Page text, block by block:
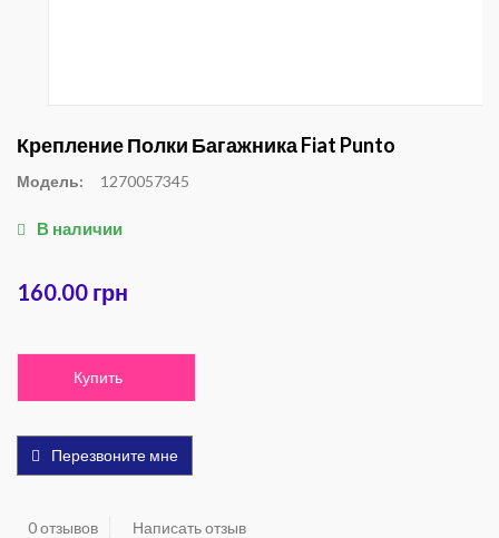
Крепление Полки Багажника Fiat Punto
Модель: 1270057345
В наличии
160.00 грн
Купить
Перезвоните мне
0 отзывов Написать отзыв